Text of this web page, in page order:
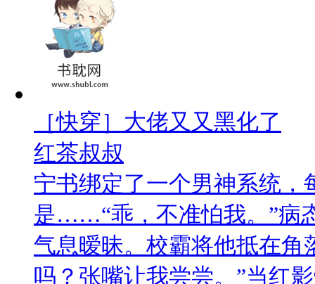
［快穿］大佬又又黑化了
红茶叔叔
宁书绑定了一个男神系统
是……“乖，不准怕我。”病
气息暧昧。校霸将他抵在角
吗？张嘴让我尝尝。”当红